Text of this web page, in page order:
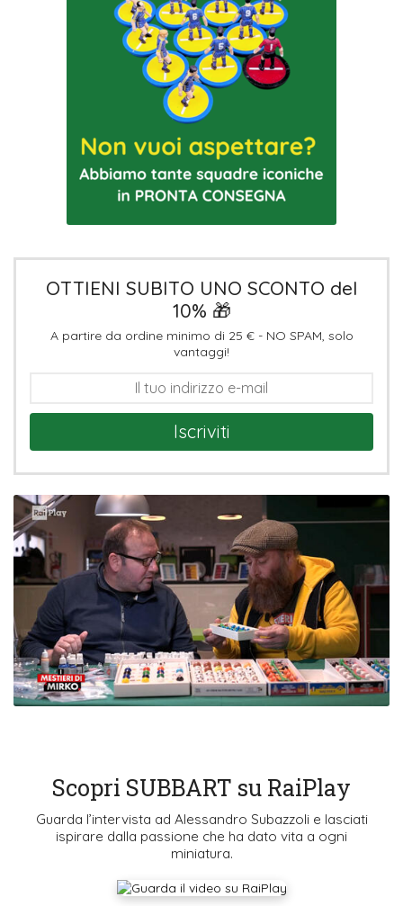
OTTIENI SUBITO UNO SCONTO del
10% 🎁
A partire da ordine minimo di 25 € - NO SPAM, solo
vantaggi!
Iscriviti
Scopri SUBBART su RaiPlay
Guarda l’intervista ad Alessandro Subazzoli e lasciati
ispirare dalla passione che ha dato vita a ogni
miniatura.